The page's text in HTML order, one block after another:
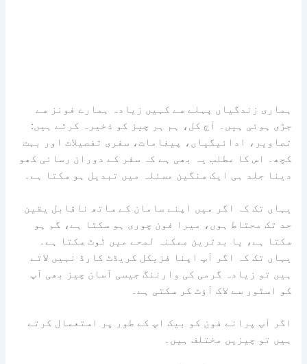
ہماری زندگیاں پہلے سے کہیں زیادہ ہمارے فونز سے
جڑی ہوئی ہیں۔ آج کل، ہم ہر چیز کو ذخیرہ کرتے ہیں:
تصاویر، ادائیگیاں، پیغامات، سفری تفصیلات اور بہت
کچھ۔ اس کا مطلب یہ بھی ہے کہ سفر کے دوران رسائی کھو
دینا جلد ہی ایک سنگین مسئلہ میں تبدیل ہو سکتا ہے۔
یہاں تک کہ اگر میں اپنے سامان کے ساتھ ناقابل یقین
حد تک محتاط ہوں، میرا فون چوری ہو سکتا ہے، گم ہو
سکتا ہے، یا بدترین ممکنہ لمحے میں ٹوٹ سکتا ہے۔
یہاں تک کہ اگر آپ اپنا فزیکل کریڈٹ کارڈ نہیں لاتے
ہیں تو زیادہ گرمی کی وارننگ جیسی آسان چیز بھی آپ
کو اسٹور سے لاک آؤٹ کر سکتی ہے۔
اگر آپ پرانے فون کو بیک اپ کے طور پر استعمال کرتے
ہیں تو چیزیں مختلف ہیں۔